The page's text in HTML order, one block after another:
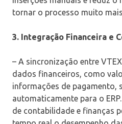
tornar o processo muito
3. Integração Financeira e
– A sincronização entre
dados financeiros, como
informações de pagamento,
automaticamente para o
de contabilidade e finanças